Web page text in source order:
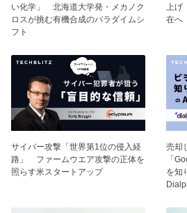
い化学」 北海道大学発・メカノク
ロスが挑む有機合成のパラダイムシ
フト
上
在
サイバー攻撃「世界第1位の侵入経
路」 ファームウエア攻撃の正体を
照らす米スタートアップ
売却
「
を知